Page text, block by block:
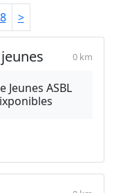
8 >
0 km
Jeunes ASBL